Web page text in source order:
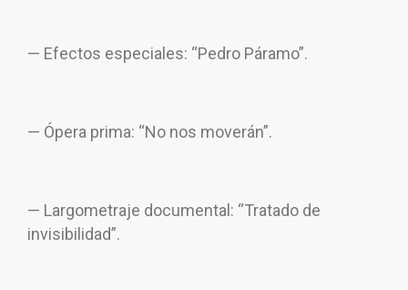
— Efectos especiales: “Pedro Páramo”.
— Ópera prima: “No nos moverán”.
— Largometraje documental: “Tratado de
invisibilidad”.